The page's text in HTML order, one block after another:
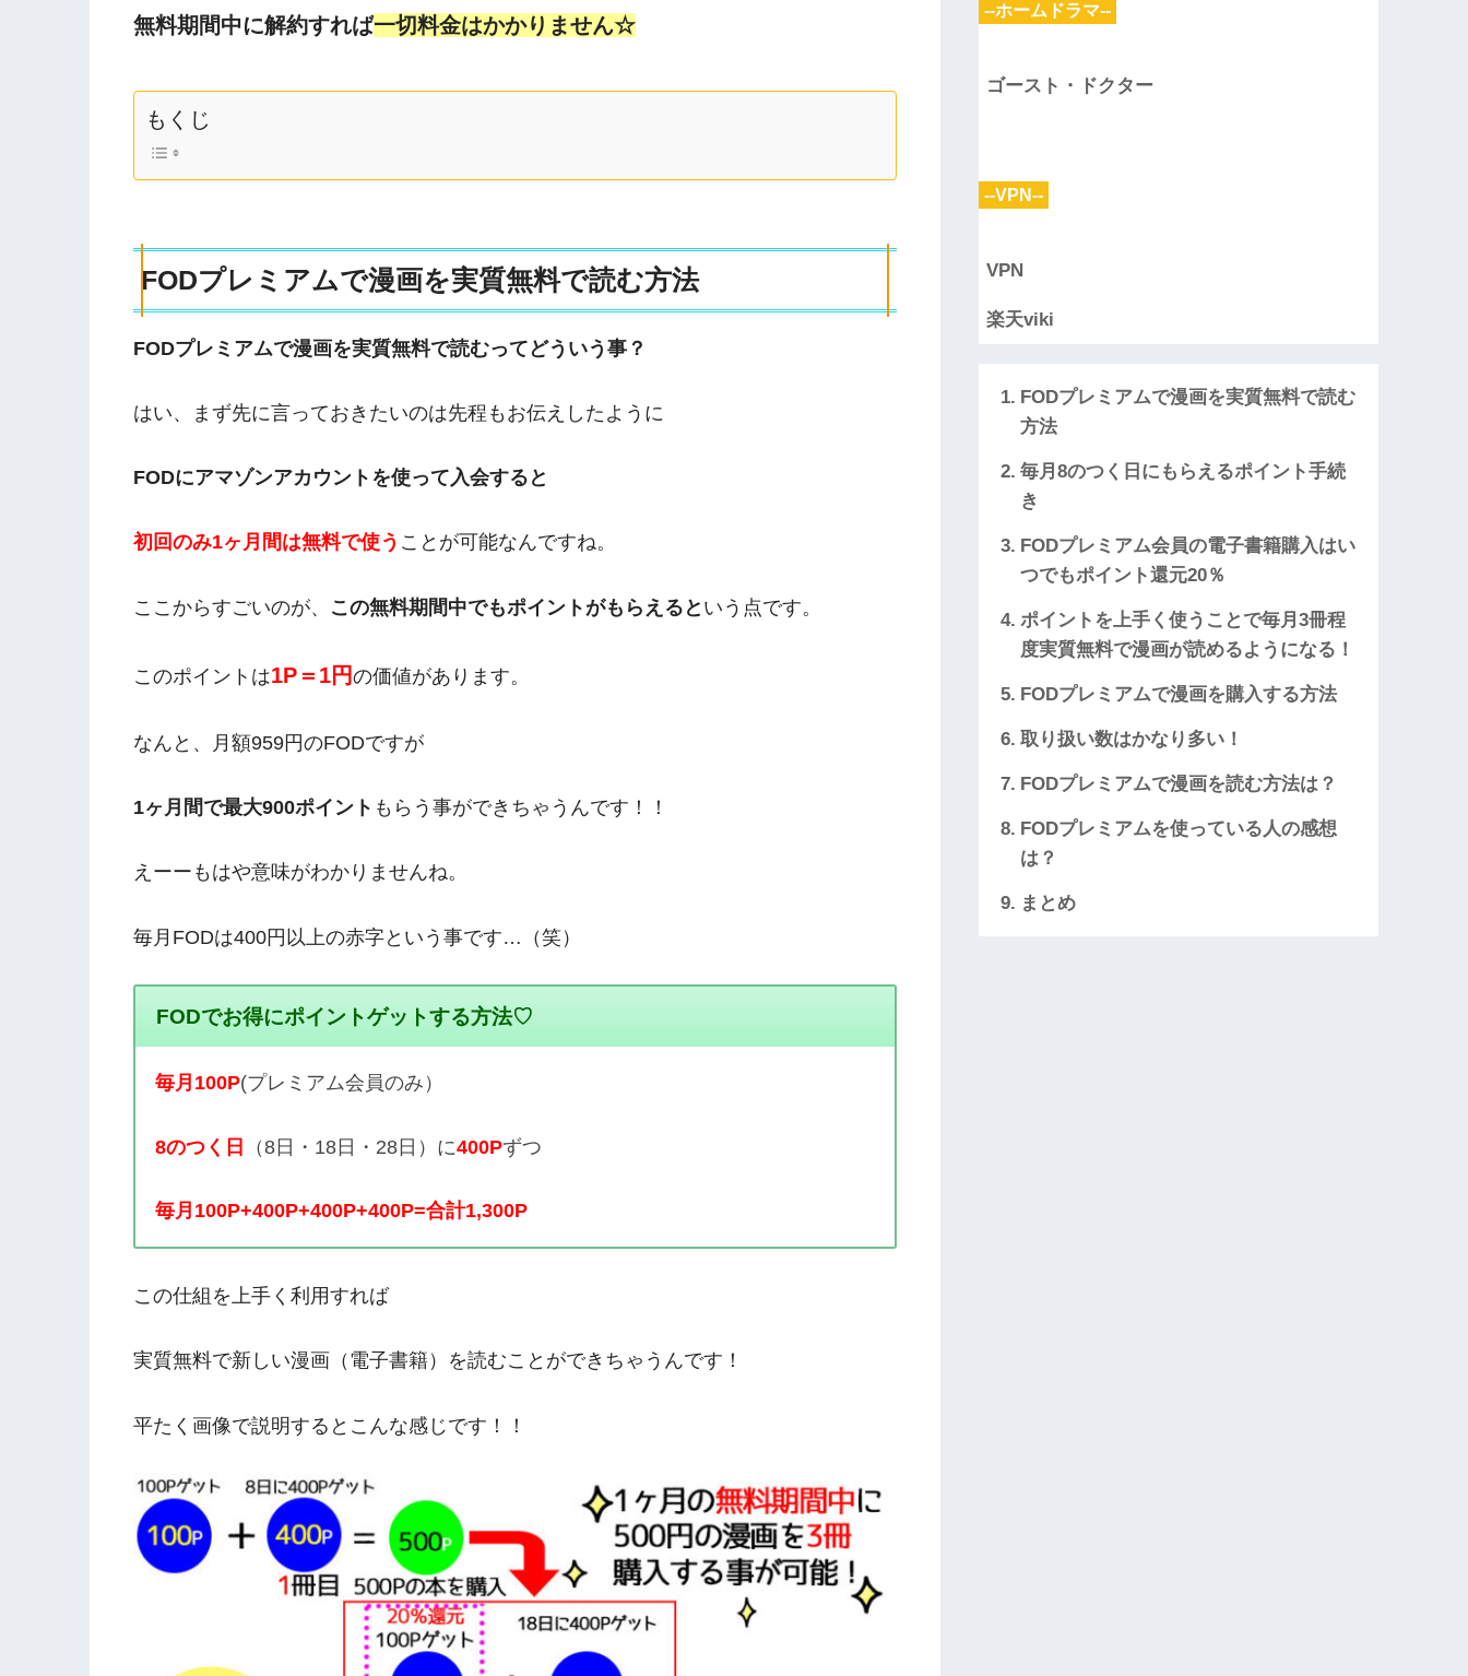
無料期間中に解約すれば一切料金はかかりません☆
もくじ
FODプレミアムで漫画を実質無料で読む方法
FODプレミアムで漫画を実質無料で読むってどういう事？
はい、まず先に言っておきたいのは先程もお伝えしたように
FODにアマゾンアカウントを使って入会すると
初回のみ1ヶ月間は無料で使う ことが可能なんですね。
ここからすごいのが、 この無料期間中でもポイントがもらえると いう点です。
このポイントは1P＝1円の価値があります。
なんと、月額959円のFODですが
1ヶ月間で最大900ポイント もらう事ができちゃうんです！！
えーーもはや意味がわかりませんね。
毎月FODは400円以上の赤字という事です…（笑）
FODでお得にポイントゲットする方法♡
毎月100P(プレミアム会員のみ）
8のつく日 （8日・18日・28日）に400Pずつ
毎月100P+400P+400P+400P=合計1,300P
この仕組を上手く利用すれば
実質無料で新しい漫画（電子書籍）を読むことができちゃうんです！
平たく画像で説明するとこんな感じです！！
--ホームドラマ--
ゴースト・ドクター
--VPN--
VPN
楽天viki
FODプレミアムで漫画を実質無料で読む
方法
毎月8のつく日にもらえるポイント手続
き
FODプレミアム会員の電子書籍購入はい
つでもポイント還元20％
ポイントを上手く使うことで毎月3冊程
度実質無料で漫画が読めるようになる！
FODプレミアムで漫画を購入する方法
取り扱い数はかなり多い！
FODプレミアムで漫画を読む方法は？
FODプレミアムを使っている人の感想
は？
まとめ